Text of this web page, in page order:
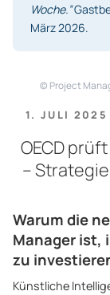
Woche.”
März 2026.
© Project
1. JULI 2025
OECD
–
Warum die
Manager ist,
zu
Künstliche